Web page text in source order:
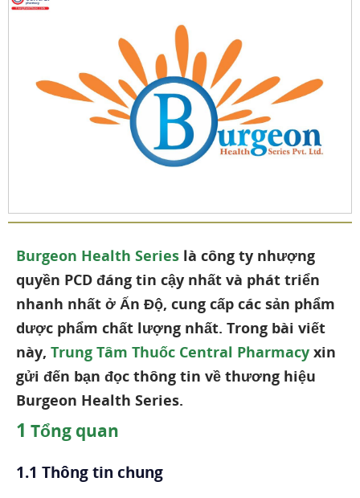
Burgeon Health Series là công ty nhượng
quyền PCD đáng tin cậy nhất và phát triển
nhanh nhất ở Ấn Độ, cung cấp các sản phẩm
dược phẩm chất lượng nhất. Trong bài viết
này, Trung Tâm Thuốc Central Pharmacy xin
gửi đến bạn đọc thông tin về thương hiệu
Burgeon Health Series.
1 Tổng quan
1.1 Thông tin chung